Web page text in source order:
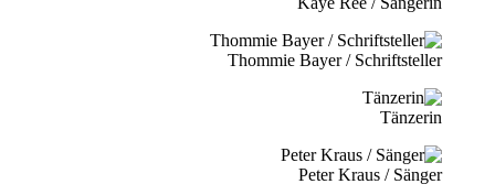
Thommie Bayer / Schriftsteller
Tänzerin
Peter Kraus / Sänger